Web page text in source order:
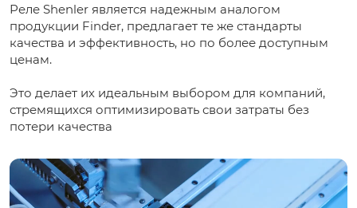
Реле Shenler является надежным аналогом
продукции Finder, предлагает те же стандарты
качества и эффективность, но по более доступным
ценам.
Это делает их идеальным выбором для компаний,
стремящихся оптимизировать свои затраты без
потери качества